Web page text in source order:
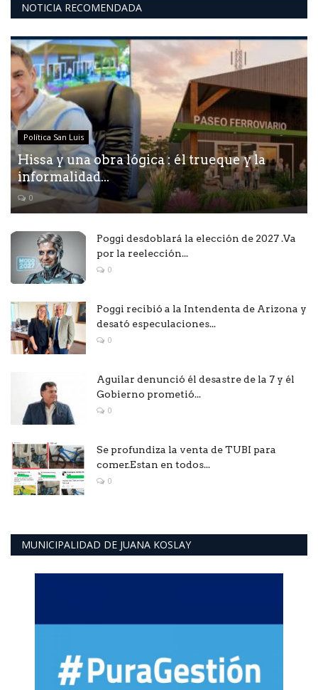
NOTICIA RECOMENDADA
Política San Luis
Hissa y una obra lógica : él trueque y la
informalidad...
0
Poggi desdoblará la elección de 2027 .Va
por la reelección...
0
Poggi recibió a la Intendenta de Arizona y
desató especulaciones...
0
Aguilar denunció él desastre de la 7 y él
Gobierno prometió...
0
Se profundiza la venta de TUBI para
comer.Estan en todos...
0
MUNICIPALIDAD DE JUANA KOSLAY